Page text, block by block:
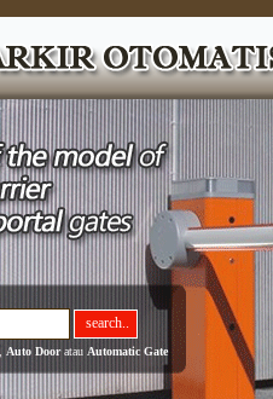
Auto Dooratau Automatic Gate